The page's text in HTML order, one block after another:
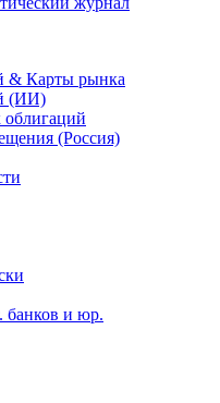
& Карты рынка
(ИИ)
облигаций
(Россия)
банков и юр.